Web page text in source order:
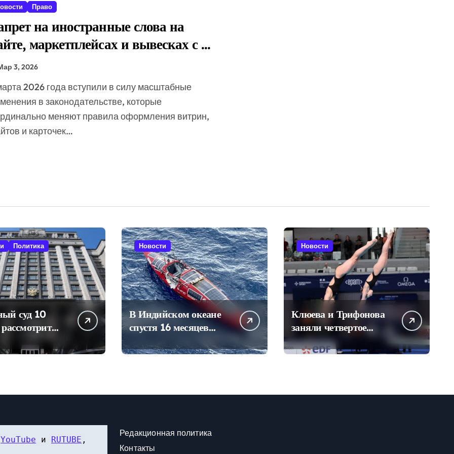
для скрывающихся за рубежом преступников и иноагентов
курортов в рамках проекта «Пять морей и озеро Байкал»
новый современный аэропорт для роста турпотока
бизнес регистрировать M2M SIM-карты через «Госуслуги»
Право
на иностранные слова на
маркетплейсах и вывесках с 1
2026
3, 2026
в законодательстве, которые
меняют правила оформления витрин,
и карточек…
Политика
суд 10
рассмотрит
«Яблока»
в Госдуму
Новости
В Индийском океане
спустя 16 месяцев
Конюхова
Новости
Клюева и Трифонова
заняли четвертое
место в синхронных
прыжках в воду на
YouTube и RUTUBE
Редакционная политика
Контакты